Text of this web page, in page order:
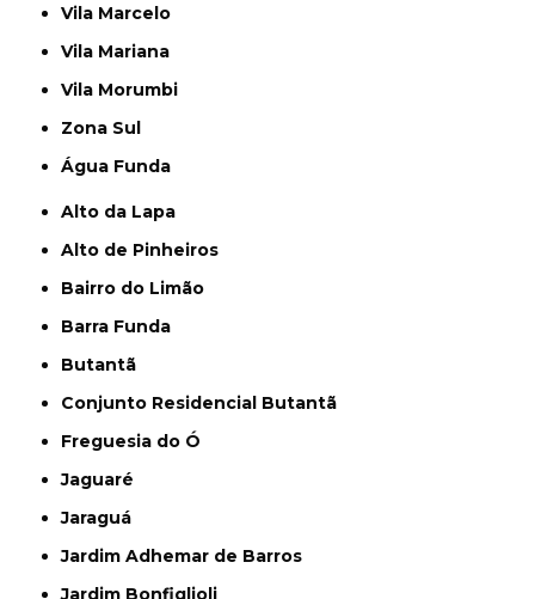
Vila Marcelo
Vila Mariana
Vila Morumbi
Zona Sul
Água Funda
Alto da Lapa
Alto de Pinheiros
Bairro do Limão
Barra Funda
Butantã
Conjunto Residencial Butantã
Freguesia do Ó
Jaguaré
Jaraguá
Jardim Adhemar de Barros